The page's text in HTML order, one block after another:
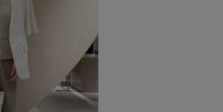
快適
細身のパンツ 肌着
ち着いた雰囲気